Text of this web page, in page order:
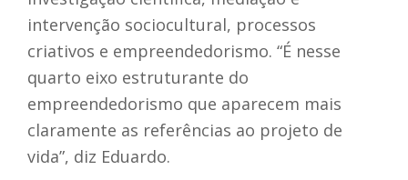
intervenção sociocultural, processos
criativos e empreendedorismo. “É nesse
quarto eixo estruturante do
empreendedorismo que aparecem mais
claramente as referências ao projeto de
vida”, diz Eduardo.